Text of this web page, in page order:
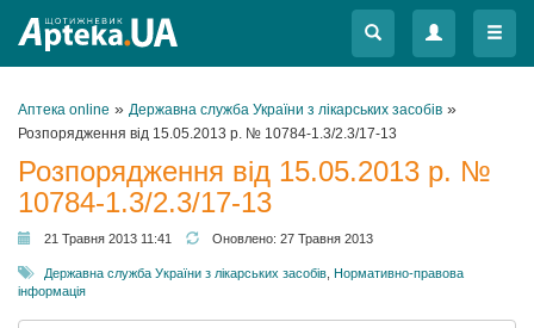
Меню
Меню
Аптека online » Державна служба України з лікарських засобів »
Розпорядження від 15.05.2013 р. № 10784-1.3/2.3/17-13
Розпорядження від 15.05.2013 р. №
10784-1.3/2.3/17-13
21 Травня 2013 11:41 Оновлено: 27 Травня 2013
Державна служба України з лікарських засобів Нормативно-правова
інформація